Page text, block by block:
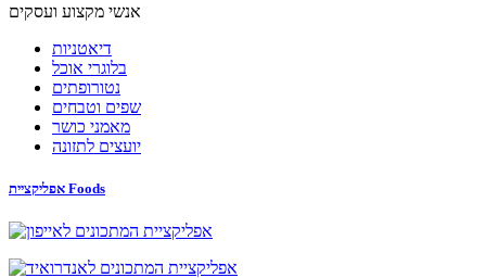
אנשי מקצוע ועסקים
דיאטניות
בלוגרי אוכל
נטורופתים
שפים וטבחים
מאמני כושר
יועצים לתזונה
אפליקציית Foods